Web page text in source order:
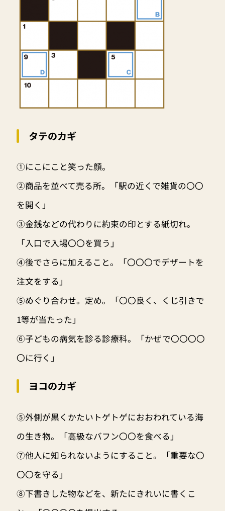
タテのカギ
①にこにこと笑った顔。
②商品を並べて売る所。「駅の近くで雑貨の〇〇
を開く」
③金銭などの代わりに約束の印とする紙切れ。
「入口で入場〇〇を買う」
④後でさらに加えること。「〇〇〇でデザートを
注文をする」
⑤めぐり合わせ。定め。「〇〇良く、くじ引きで
1等が当たった」
⑥子どもの病気を診る診療科。「かぜで〇〇〇〇
〇に行く」
ヨコのカギ
⑤外側が黒くかたいトゲトゲにおおわれている海
の生き物。「高級なバフン〇〇を食べる」
⑦他人に知られないようにすること。「重要な〇
〇〇を守る」
⑧下書きした物などを、新たにきれいに書くこ